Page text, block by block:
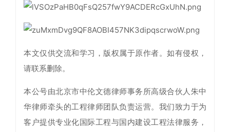
本文仅供交流和学习，版权属于原作者。如有侵权，
请联系删除。
本公号由北京市中伦文德律师事务所高级合伙人朱中
华律师牵头的工程律师团队负责运营。我们致力于为
客户提供专业化国际工程与国内建设工程法律服务，